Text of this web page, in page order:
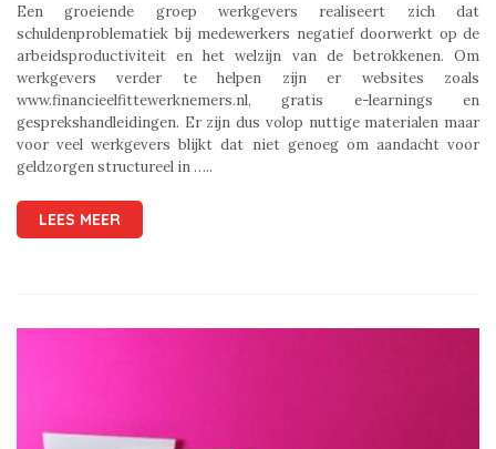
Een groeiende groep werkgevers realiseert zich dat
schuldenproblematiek bij medewerkers negatief doorwerkt op de
arbeidsproductiviteit en het welzijn van de betrokkenen. Om
werkgevers verder te helpen zijn er websites zoals
www.financieelfittewerknemers.nl, gratis e-learnings en
gesprekshandleidingen. Er zijn dus volop nuttige materialen maar
voor veel werkgevers blijkt dat niet genoeg om aandacht voor
geldzorgen structureel in …..
LEES MEER